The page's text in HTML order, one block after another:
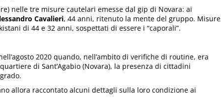
nelle tre misure cautelari emesse dal gip di Novara: ai
Cavalieri, 44 anni, ritenuto la mente del gruppo. Misure
di 44 e 32 anni, sospettati di essere i “caporali”.
2020 quando, nell’ambito di verifiche di routine, era
di Sant’Agabio (Novara), la presenza di cittadini
allora raccontato alcuni dettagli sulla loro condizione ai